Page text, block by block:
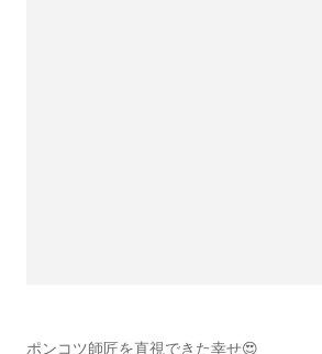
ポンコツ師匠を直視できた幸せ😍